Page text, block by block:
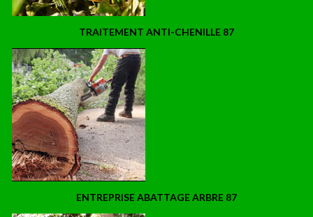
TRAITEMENT ANTI-CHENILLE 87
ENTREPRISE ABATTAGE ARBRE 87